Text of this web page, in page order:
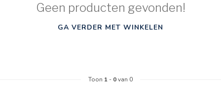
Geen producten gevonden!
GA VERDER MET WINKELEN
Toon 1 - 0van 0